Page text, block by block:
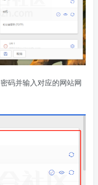
码并输入对应的网站网